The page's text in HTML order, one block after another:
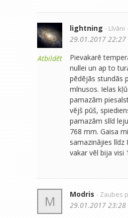
Atbildēt
lightning - Līvāni
29.01.2017 22:27
Pievakarē
nullei un ap to
pēdējās stundās
mīnusos. Ielas
pamazām
vējš pūš,
pamazām slīd
768 mm. Gaisa
samazinājies līdz
vakar vēl bija visi
M Modris - Zaubes
29.01.2017 23:28